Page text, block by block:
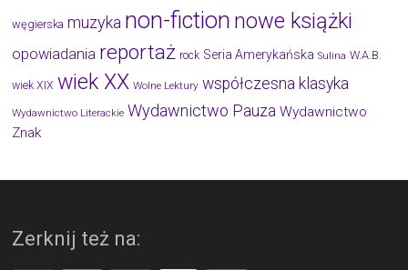
węgierska muzyka non-fiction nowe książki
opowiadania reportaż rock Seria Amerykańska Sulina W.A.B.
wiek XIX wiek XX Wolne Lektury współczesna klasyka
Wydawnictwo Literackie Wydawnictwo Pauza Wydawnictwo
Znak
Zerknij też na: